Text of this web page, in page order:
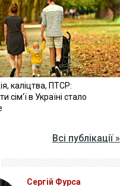
каліцтва, ПТСР:
сім'ї в Україні стало
Всі публікації »
Сергій Фурса